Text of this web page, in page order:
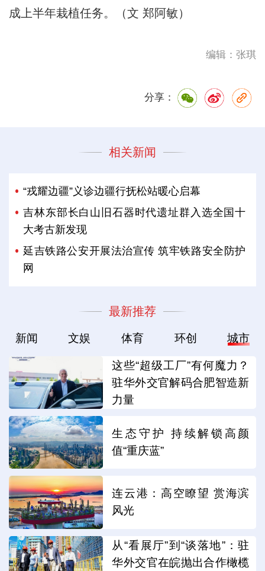
成上半年栽植任务。（文 郑阿敏）
编辑：张琪
分享：
相关新闻
“戎耀边疆”义诊边疆行抚松站暖心启幕
吉林东部长白山旧石器时代遗址群入选全国十
大考古新发现
延吉铁路公安开展法治宣传 筑牢铁路安全防护
网
最新推荐
新闻 文娱 体育 环创 城市
这些“超级工厂”有何魔力？
驻华外交官解码合肥智造新
力量
生态守护 持续解锁高颜
值“重庆蓝”
连云港：高空瞭望 赏海滨
风光
从“看展厅”到“谈落地”：驻
华外交官在皖抛出合作橄榄